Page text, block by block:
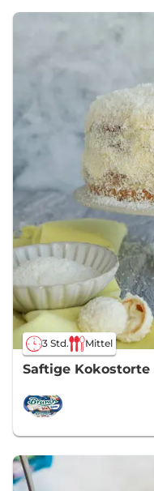
3 Std. Mittel
Saftige Kokostorte